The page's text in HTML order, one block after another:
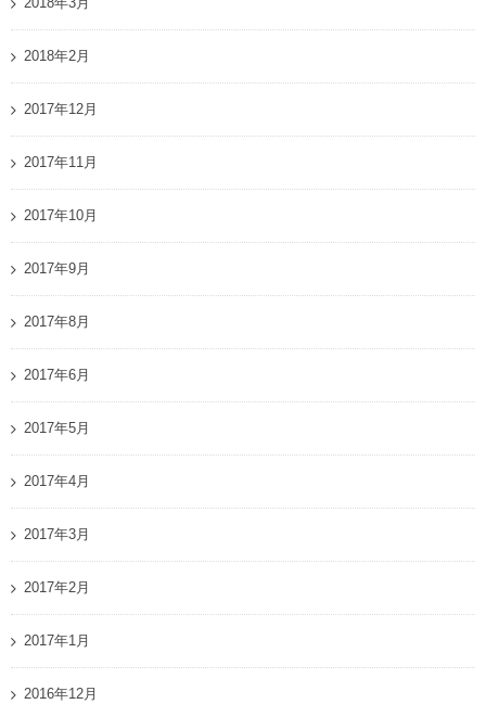
2018年2月
2017年12月
2017年11月
2017年10月
2017年9月
2017年8月
2017年6月
2017年5月
2017年4月
2017年3月
2017年2月
2017年1月
2016年12月